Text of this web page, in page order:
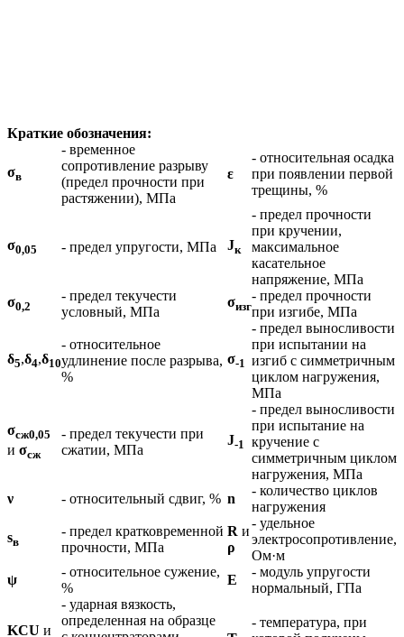
Краткие обозначения:
σв
- временное
сопротивление разрыву
(предел прочности при
растяжении), МПа
ε
- относительная осадка
при появлении первой
трещины, %
σ0,05 - предел упругости, МПа Jк
- предел прочности
при кручении,
максимальное
касательное
напряжение, МПа
σ0,2
- предел текучести
условный, МПа
σизг
- предел прочности
при изгибе, МПа
δ5,δ4,δ10
- относительное
удлинение после разрыва,
%
σ-1
- предел выносливости
при испытании на
изгиб с симметричным
циклом нагружения,
МПа
σсж0,05
и σсж
- предел текучести при
сжатии, МПа
J-1
- предел выносливости
при испытание на
кручение с
симметричным циклом
нагружения, МПа
ν
- относительный сдвиг, % n
- количество циклов
нагружения
sв
- предел кратковременной
прочности, МПа
R и
ρ
- удельное
электросопротивление,
Ом·м
ψ
- относительное сужение,
%
E
- модуль упругости
нормальный, ГПа
KCU и
- ударная вязкость,
определенная на образце
- температура, при